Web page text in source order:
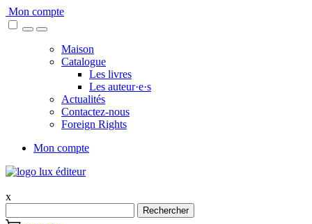
Skip
to
Mon compte
Maison
Catalogue
Les livres
Les auteur·e·s
Actualités
Contactez-nous
Foreign Rights
Mon compte
x
Rechercher